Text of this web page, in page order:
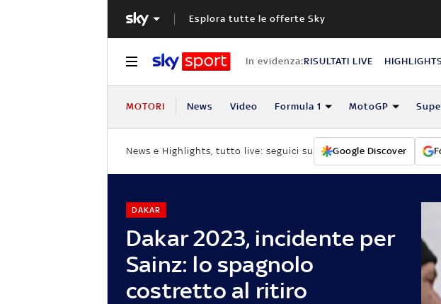
Esplora tutte le offerte Sky
In evidenza:RISULTATI LIVE
MOTORI News Video Formula 1 MotoGP
News e Highlights, tutto live: seguici su Google Discover
Dakar 2023, incidente per
Sainz: lo spagnolo
costretto al ritiro
DAKAR